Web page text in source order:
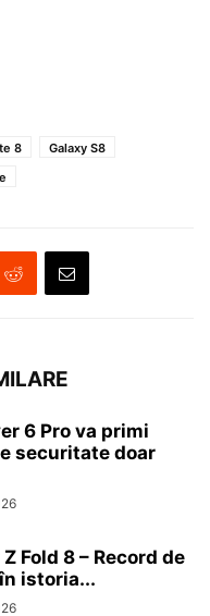
8
Galaxy S8
6 Pro va primi
securitate doar
Fold 8 – Record de
istoria...